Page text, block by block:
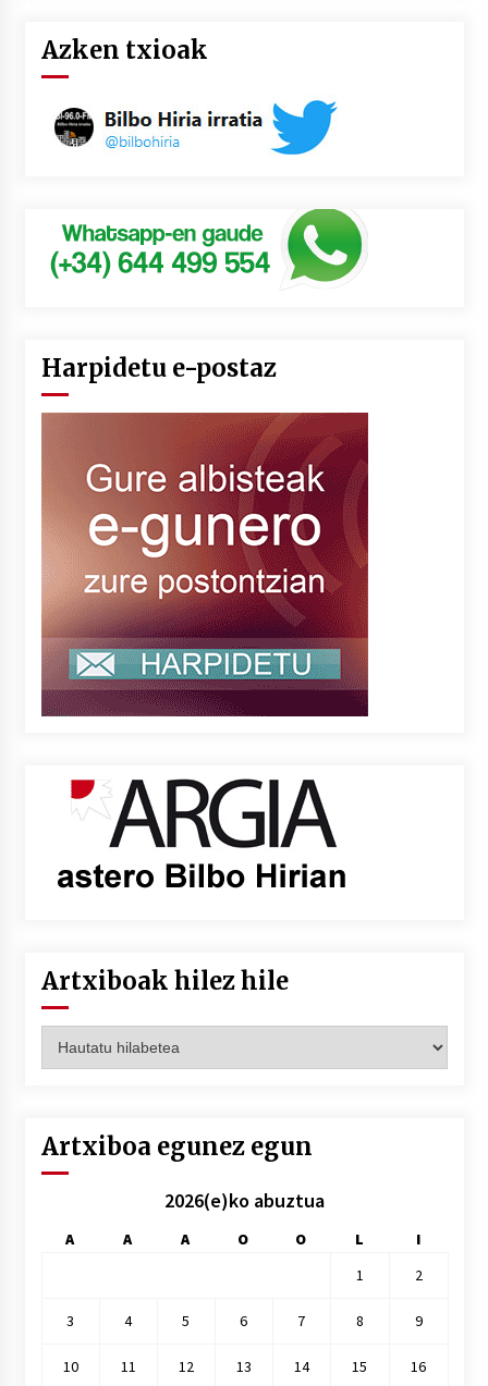
Azken txioak
Harpidetu e-postaz
Artxiboak hilez hile
hilez
Artxiboa egunez egun
2026(e)ko abuztua
A A A O O L
I
1
2
3 4 5 6 7 8 9
10 11 12 13 14 15 16